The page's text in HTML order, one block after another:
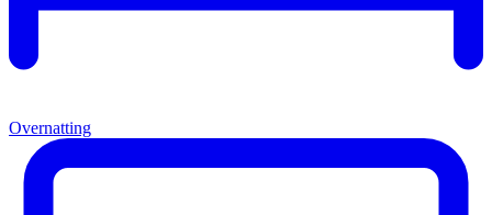
Overnatting